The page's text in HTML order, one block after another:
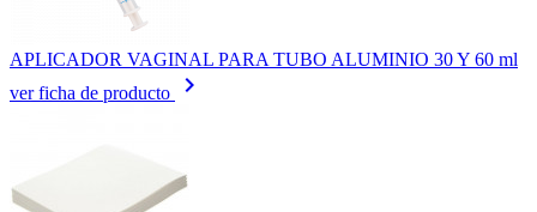
APLICADOR VAGINAL PARA TUBO ALUMINIO 30 Y 60 ml
ver ficha de producto
keyboard_arrow_right